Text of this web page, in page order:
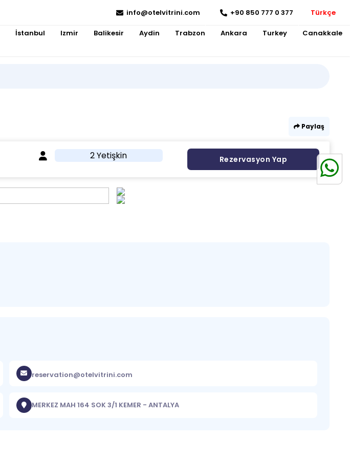
info@otelvitrini.com +90 850 777 0 377 Türkçe
İstanbul Izmir Balikesir Aydin Trabzon Ankara Turkey Canakkale
Paylaş
2 Yetişkin Rezervasyon Yap
reservation@otelvitrini.com
MERKEZ MAH 164 SOK 3/1 KEMER - ANTALYA